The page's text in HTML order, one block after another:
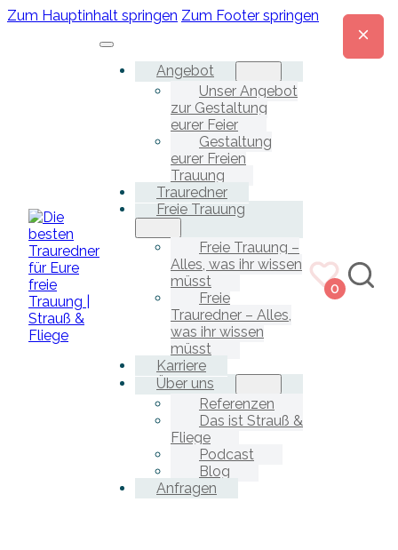
Zum Hauptinhalt springen Zum Footer springen
Angebot
Unser Angebot
zur Gestaltung
eurer Feier
Gestaltung
eurer Freien
Trauung
Trauredner
Freie Trauung
Freie Trauung –
Alles, was ihr wissen
müsst
Freie
Trauredner – Alles,
was ihr wissen
müsst
Karriere
Über uns
Referenzen
Das ist Strauß &
Fliege
Podcast
Blog
Anfragen
0